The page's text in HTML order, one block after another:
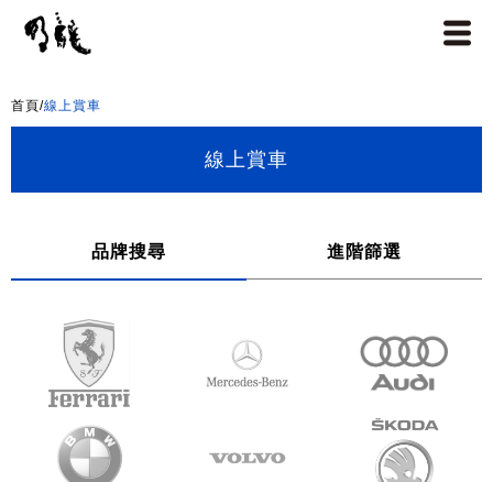
首頁/線上賞車
線上賞車
品牌搜尋 進階篩選